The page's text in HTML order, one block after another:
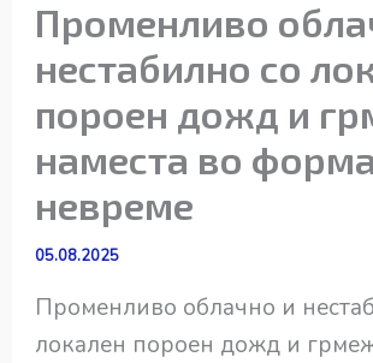
Променливо
нестабилно со
пороен дожд и
наместа во
невреме
05.08.2025
Променливо облачно и
локален пороен дожд и